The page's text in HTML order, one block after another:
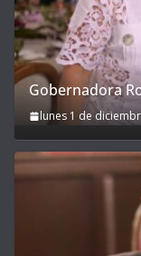
Gobernadora
lunes 1 de